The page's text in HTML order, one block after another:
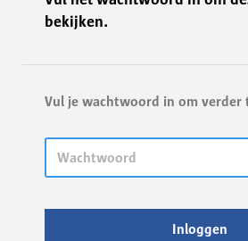
bekijken.
Vul je wachtwoord in om verder